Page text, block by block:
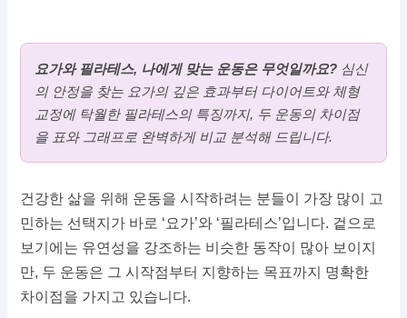
요가와 필라테스, 나에게 맞는 운동은 무엇일까요? 심신
의 안정을 찾는 요가의 깊은 효과부터 다이어트와 체형
교정에 탁월한 필라테스의 특징까지, 두 운동의 차이점
을 표와 그래프로 완벽하게 비교 분석해 드립니다.
건강한 삶을 위해 운동을 시작하려는 분들이 가장 많이 고
민하는 선택지가 바로 ‘요가’와 ‘필라테스’입니다. 겉으로
보기에는 유연성을 강조하는 비슷한 동작이 많아 보이지
만, 두 운동은 그 시작점부터 지향하는 목표까지 명확한
차이점을 가지고 있습니다.